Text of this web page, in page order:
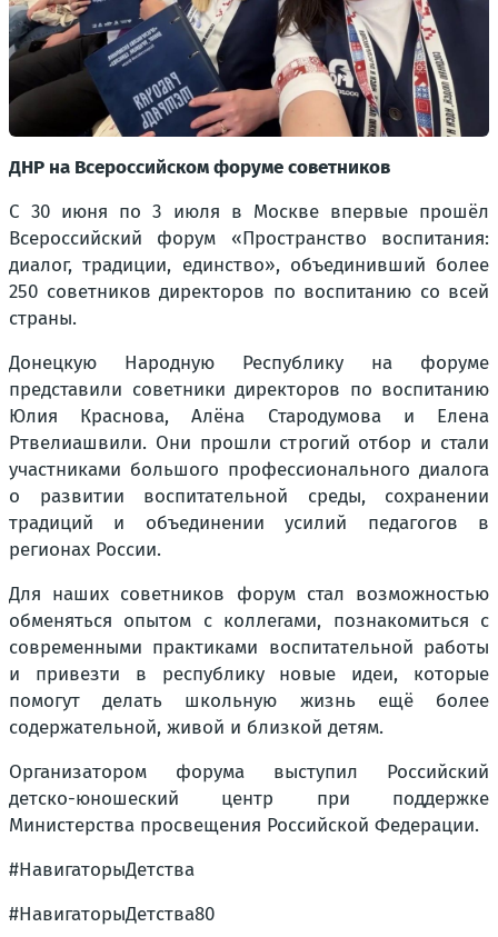
ДНР на Всероссийском форуме советников
С 30 июня по 3 июля в Москве впервые прошёл
Всероссийский форум «Пространство воспитания:
диалог, традиции, единство», объединивший более
250 советников директоров по воспитанию со всей
страны.
Донецкую Народную Республику на форуме
представили советники директоров по воспитанию
Юлия Краснова, Алёна Стародумова и Елена
Ртвелиашвили. Они прошли строгий отбор и стали
участниками большого профессионального диалога
о развитии воспитательной среды, сохранении
традиций и объединении усилий педагогов в
регионах России.
Для наших советников форум стал возможностью
обменяться опытом с коллегами, познакомиться с
современными практиками воспитательной работы
и привезти в республику новые идеи, которые
помогут делать школьную жизнь ещё более
содержательной, живой и близкой детям.
Организатором форума выступил Российский
детско-юношеский центр при поддержке
Министерства просвещения Российской Федерации.
#НавигаторыДетства
#НавигаторыДетства80